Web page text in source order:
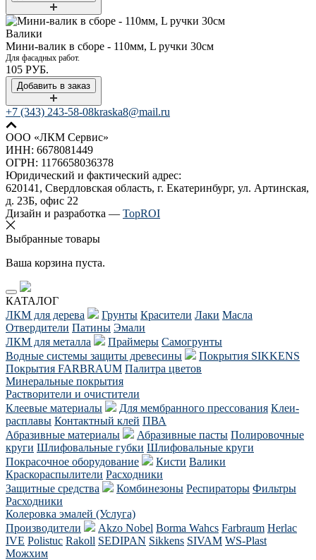
Валики
Мини-валик в сборе - 110мм, L ручки 30см
Для фасадных работ.
105 РУБ.
+7 (343) 243-58-08kraska8@mail.ru
ООО «ЛКМ Сервис»
ИНН: 6678081449
ОГРН: 1176658036378
Юридический и фактический адрес:
620141, Свердловская область, г. Екатеринбург, ул. Артинская,
д. 23Б, офис 22
Дизайн и разработка — TopROI
Выбранные товары
Ваша корзина пуста.
КАТАЛОГ
ЛКМ для дерева
Грунты Красители Лаки Масла
Отвердители Патины Эмали
ЛКМ для металла
Праймеры Самогрунты
Водные системы защиты древесины
Покрытия SIKKENS
Покрытия FARBRAUM Палитра цветов
Минеральные покрытия
Растворители и очистители
Клеевые материалы
Для мембранного прессования Клеи-
расплавы Контактный клей ПВА
Абразивные материалы
Абразивные пасты Полировочные
круги Шлифовальные губки Шлифовальные круги
Покрасочное оборудование
Кисти Валики
Краскораспылители Расходники
Защитные средства
Комбинезоны Респираторы Фильтры
Расходники
Колеровка эмалей (Услуга)
Производители
Akzo Nobel Borma Wahcs Farbraum Herlac
IVE Polistuc Rakoll SEDIPAN Sikkens SIVAM WS-Plast
Можхим